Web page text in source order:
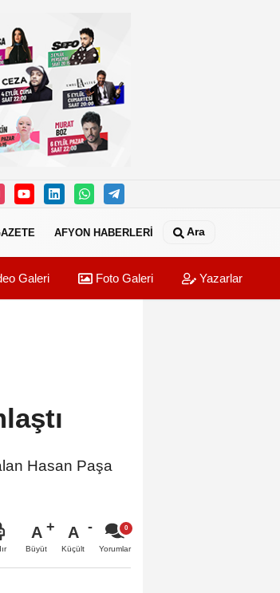
AFYON HABERLERİ Ara
Galeri Foto Galeri Yazarlar
Hasan Paşa
A
Büyüt
A
Küçült Yorumlar